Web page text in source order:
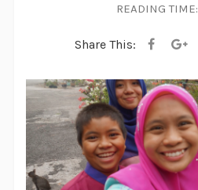
READING TIME:
Share This: